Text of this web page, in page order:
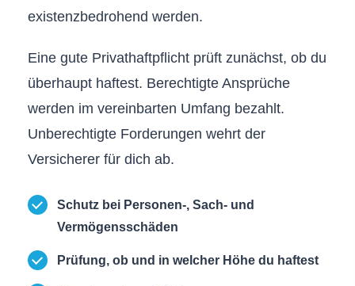
existenzbedrohend werden.
Eine gute Privathaftpflicht prüft zunächst, ob du
überhaupt haftest. Berechtigte Ansprüche
werden im vereinbarten Umfang bezahlt.
Unberechtigte Forderungen wehrt der
Versicherer für dich ab.
Schutz bei Per­sonen-, Sach- und
Vermögensschäden
Prüfung, ob und in welcher Höhe du haftest